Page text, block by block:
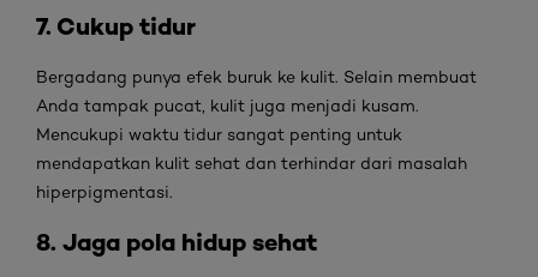
7. Cukup tidur
Bergadang punya efek buruk ke kulit. Selain membuat
Anda tampak pucat, kulit juga menjadi kusam.
Mencukupi waktu tidur sangat penting untuk
mendapatkan kulit sehat dan terhindar dari masalah
hiperpigmentasi.
8. Jaga pola hidup sehat